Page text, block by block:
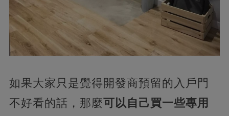
如果大家只是覺得開發商預留的入戶門
不好看的話，那麼可以自己買一些專用